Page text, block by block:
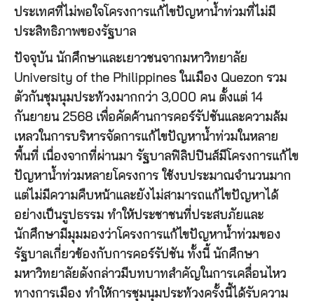
ประเทศที่ไม่พอใจโครงการแก้ไขปัญหาน้ำท่วมที่ไม่มี
ประสิทธิภาพของรัฐบาล
ปัจจุบัน นักศึกษาและเยาวชนจากมหาวิทยาลัย
University of the Philippines ในเมือง Quezon รวม
ตัวกันชุมนุมประท้วงมากกว่า 3,000 คน ตั้งแต่ 14
กันยายน 2568 เพื่อคัดค้านการคอร์รัปชันและความล้ม
เหลวในการบริหารจัดการแก้ไขปัญหาน้ำท่วมในหลาย
พื้นที่ เนื่องจากที่ผ่านมา รัฐบาลฟิลิปปินส์มีโครงการแก้ไข
ปัญหาน้ำท่วมหลายโครงการ ใช้งบประมาณจำนวนมาก
แต่ไม่มีความคืบหน้าและยังไม่สามารถแก้ไขปัญหาได้
อย่างเป็นรูปธรรม ทำให้ประชาชนที่ประสบภัยและ
นักศึกษามีมุมมองว่าโครงการแก้ไขปัญหาน้ำท่วมของ
รัฐบาลเกี่ยวข้องกับการคอร์รัปชัน ทั้งนี้ นักศึกษา
มหาวิทยาลัยดังกล่าวมีบทบาทสำคัญในการเคลื่อนไหว
ทางการเมือง ทำให้การชุมนุมประท้วงครั้งนี้ได้รับความ